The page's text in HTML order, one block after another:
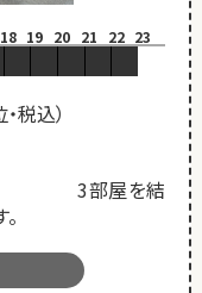
18 19 20 21 22 23
税込）
備 3部屋を結